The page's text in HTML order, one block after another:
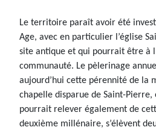
Le territoire paraît avoir été
Age, avec en particulier l’église
site antique et qui pourrait être à
communauté. Le pèlerinage
aujourd’hui cette pérennité de la
chapelle disparue de Saint-
pourrait relever également de
deuxième millénaire, s’élèvent